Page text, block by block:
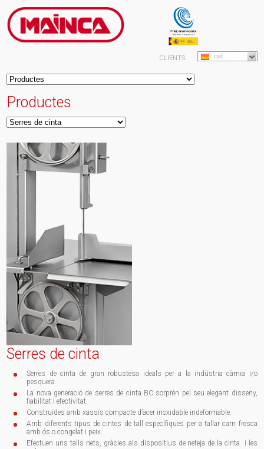
cat
CLIENTS
Productes
Serres de cinta
Serres de cinta de gran robustesa ideals per a la indústria càrnia i/o
pesquera.
La nova generació de serres de cinta BC sorprèn pel seu elegant disseny,
fiabilitat i efectivitat.
Construïdes amb xassís compacte d’acer inoxidable indeformable.
Amb diferents tipus de cintes de tall específiques per a tallar carn fresca
amb ós o congelat i peix.
Efectuen uns talls nets, gràcies als dispositius de neteja de la cinta i les